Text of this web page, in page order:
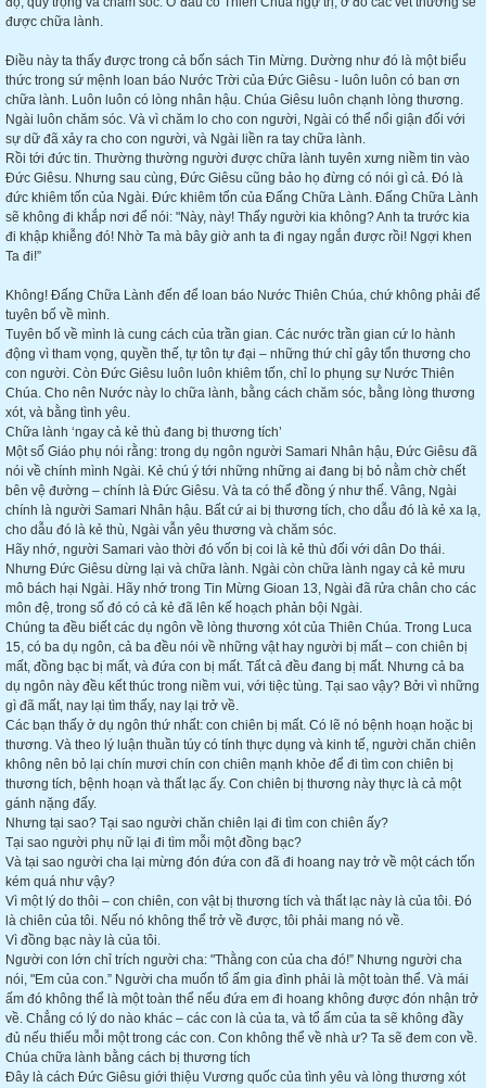
được chữa lành.
Điều này ta thấy được trong cả bốn sách Tin Mừng. Dường như đó là một biểu
thức trong sứ mệnh loan báo Nước Trời của Đức Giêsu - luôn luôn có ban ơn
chữa lành. Luôn luôn có lòng nhân hậu. Chúa Giêsu luôn chạnh lòng thương.
Ngài luôn chăm sóc. Và vì chăm lo cho con người, Ngài có thể nổi giận đối với
sự dữ đã xảy ra cho con người, và Ngài liền ra tay chữa lành.
Rồi tới đức tin. Thường thường người được chữa lành tuyên xưng niềm tin vào
Đức Giêsu. Nhưng sau cùng, Đức Giêsu cũng bảo họ đừng có nói gì cả. Đó là
đức khiêm tốn của Ngài. Đức khiêm tốn của Đấng Chữa Lành. Đấng Chữa Lành
sẽ không đi khắp nơi để nói: "Này, này! Thấy người kia không? Anh ta trước kia
đi khập khiễng đó! Nhờ Ta mà bây giờ anh ta đi ngay ngắn được rồi! Ngợi khen
Ta đi!”
Không! Đấng Chữa Lành đến để loan báo Nước Thiên Chúa, chứ không phải để
tuyên bố về mình.
Tuyên bố về mình là cung cách của trần gian. Các nước trần gian cứ lo hành
động vì tham vọng, quyền thế, tự tôn tự đại – những thứ chỉ gây tổn thương cho
con người. Còn Đức Giêsu luôn luôn khiêm tốn, chỉ lo phụng sự Nước Thiên
Chúa. Cho nên Nước này lo chữa lành, bằng cách chăm sóc, bằng lòng thương
xót, và bằng tình yêu.
Chữa lành ‘ngay cả kẻ thù đang bị thương tích’
Một số Giáo phụ nói rằng: trong dụ ngôn người Samari Nhân hậu, Đức Giêsu đã
nói về chính mình Ngài. Kẻ chú ý tới những những ai đang bị bỏ nằm chờ chết
bên vệ đường – chính là Đức Giêsu. Và ta có thể đồng ý như thế. Vâng, Ngài
chính là người Samari Nhân hậu. Bất cứ ai bị thương tích, cho dẫu đó là kẻ xa lạ,
cho dẫu đó là kẻ thù, Ngài vẫn yêu thương và chăm sóc.
Hãy nhớ, người Samari vào thời đó vốn bị coi là kẻ thù đối với dân Do thái.
Nhưng Đức Giêsu dừng lại và chữa lành. Ngài còn chữa lành ngay cả kẻ mưu
mô bách hại Ngài. Hãy nhớ trong Tin Mừng Gioan 13, Ngài đã rửa chân cho các
môn đệ, trong số đó có cả kẻ đã lên kế hoạch phản bội Ngài.
Chúng ta đều biết các dụ ngôn về lòng thương xót của Thiên Chúa. Trong Luca
15, có ba dụ ngôn, cả ba đều nói về những vật hay người bị mất – con chiên bị
mất, đồng bạc bị mất, và đứa con bị mất. Tất cả đều đang bị mất. Nhưng cả ba
dụ ngôn này đều kết thúc trong niềm vui, với tiệc tùng. Tại sao vậy? Bởi vì những
gì đã mất, nay lại tìm thấy, nay lại trở về.
Các bạn thấy ở dụ ngôn thứ nhất: con chiên bị mất. Có lẽ nó bệnh hoạn hoặc bị
thương. Và theo lý luận thuần túy có tính thực dụng và kinh tế, người chăn chiên
không nên bỏ lại chín mươi chín con chiên mạnh khỏe để đi tìm con chiên bị
thương tích, bệnh hoạn và thất lạc ấy. Con chiên bị thương này thực là cả một
gánh nặng đấy.
Nhưng tại sao? Tại sao người chăn chiên lại đi tìm con chiên ấy?
Tại sao người phụ nữ lại đi tìm mỗi một đồng bạc?
Và tại sao người cha lại mừng đón đứa con đã đi hoang nay trở về một cách tốn
kém quá như vậy?
Vì một lý do thôi – con chiên, con vật bị thương tích và thất lạc này là của tôi. Đó
là chiên của tôi. Nếu nó không thể trở về được, tôi phải mang nó về.
Vì đồng bạc này là của tôi.
Người con lớn chỉ trích người cha: "Thằng con của cha đó!” Nhưng người cha
nói, "Em của con.” Người cha muốn tổ ấm gia đình phải là một toàn thể. Và mái
ấm đó không thể là một toàn thể nếu đứa em đi hoang không được đón nhận trở
về. Chẳng có lý do nào khác – các con là của ta, và tổ ấm của ta sẽ không đầy
đủ nếu thiếu mỗi một trong các con. Con không thể về nhà ư? Ta sẽ đem con về.
Chúa chữa lành bằng cách bị thương tích
Đây là cách Đức Giêsu giới thiệu Vương quốc của tình yêu và lòng thương xót